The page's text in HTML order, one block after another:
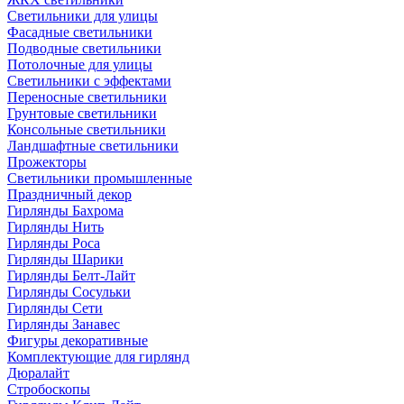
Светильники для улицы
Фасадные светильники
Подводные светильники
Потолочные для улицы
Светильники с эффектами
Переносные светильники
Грунтовые светильники
Консольные светильники
Ландшафтные светильники
Прожекторы
Светильники промышленные
Праздничный декор
Гирлянды Бахрома
Гирлянды Нить
Гирлянды Роса
Гирлянды Шарики
Гирлянды Белт-Лайт
Гирлянды Сосульки
Гирлянды Сети
Гирлянды Занавес
Фигуры декоративные
Комплектующие для гирлянд
Дюралайт
Стробоскопы